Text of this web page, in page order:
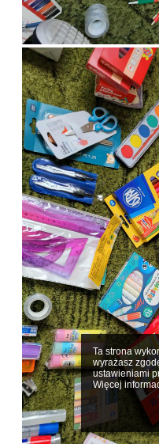
Ta strona
wyrażasz
ustawieniami
Więcej